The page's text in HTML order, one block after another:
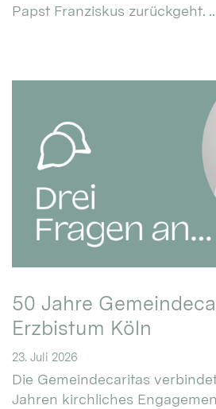
Papst Franziskus zurückgeht.
50 Jahre
Erzbistum Köln
23. Juli 2026
Die Gemeindecaritas
Jahren kirchliches